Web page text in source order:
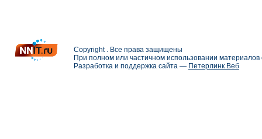
Copyright . Все права защищены
При полном или частичном использовании
Разработка и поддержка сайта — Петерлинк Веб